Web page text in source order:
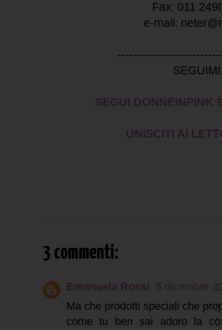
Fax: 011
e-mail:
SEGUI DONNEINPINK
UNISCITI AI
3 commenti:
Emanuela Rossi
5 dicembre
Ma che prodotti speciali che
come tu ben sai adoro la